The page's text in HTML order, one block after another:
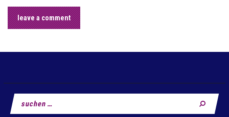
Suchen
nach: